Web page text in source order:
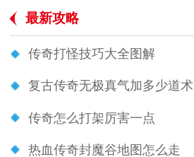
最新攻略
传奇打怪技巧大全图解
复古传奇无极真气加多少道术
传奇怎么打架厉害一点
热血传奇封魔谷地图怎么走